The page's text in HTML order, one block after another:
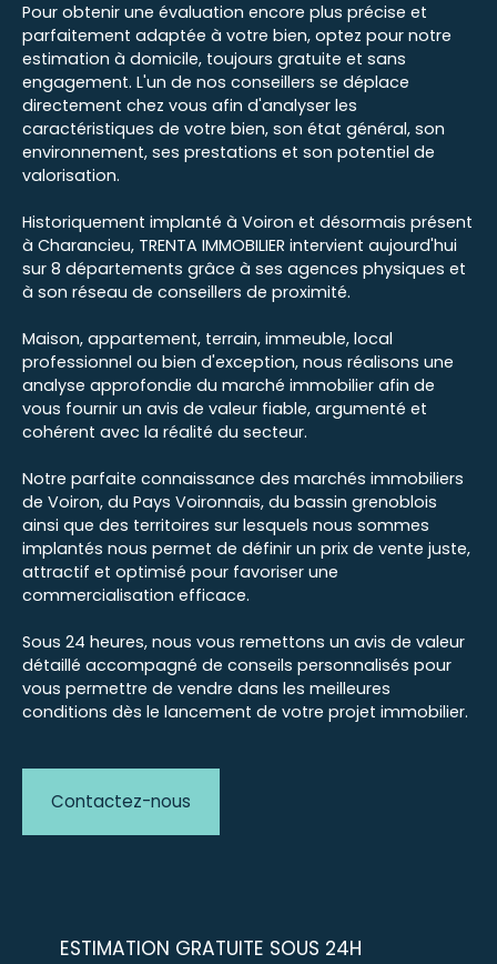
Pour obtenir une évaluation encore plus précise et
parfaitement adaptée à votre bien, optez pour notre
estimation à domicile, toujours gratuite et sans
engagement. L'un de nos conseillers se déplace
directement chez vous afin d'analyser les
caractéristiques de votre bien, son état général, son
environnement, ses prestations et son potentiel de
valorisation.
Historiquement implanté à Voiron et désormais présent
à Charancieu, TRENTA IMMOBILIER intervient aujourd'hui
sur 8 départements grâce à ses agences physiques et
à son réseau de conseillers de proximité.
Maison, appartement, terrain, immeuble, local
professionnel ou bien d'exception, nous réalisons une
analyse approfondie du marché immobilier afin de
vous fournir un avis de valeur fiable, argumenté et
cohérent avec la réalité du secteur.
Notre parfaite connaissance des marchés immobiliers
de Voiron, du Pays Voironnais, du bassin grenoblois
ainsi que des territoires sur lesquels nous sommes
implantés nous permet de définir un prix de vente juste,
attractif et optimisé pour favoriser une
commercialisation efficace.
Sous 24 heures, nous vous remettons un avis de valeur
détaillé accompagné de conseils personnalisés pour
vous permettre de vendre dans les meilleures
conditions dès le lancement de votre projet immobilier.
Contactez-nous
ESTIMATION GRATUITE SOUS 24H